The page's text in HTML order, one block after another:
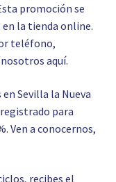
promoción se
la tienda online.
teléfono,
aquí.
Sevilla la Nueva
para
Ven a conocernos,
recibes el